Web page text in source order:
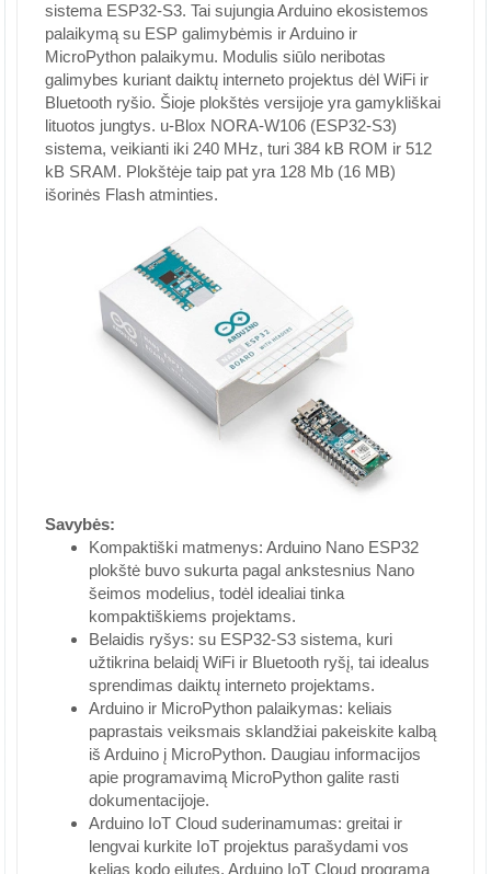
sistema ESP32-S3. Tai sujungia Arduino ekosistemos
palaikymą su ESP galimybėmis ir Arduino ir
MicroPython palaikymu. Modulis siūlo neribotas
galimybes kuriant daiktų interneto projektus dėl WiFi ir
Bluetooth ryšio. Šioje plokštės versijoje yra gamykliškai
lituotos jungtys. u-Blox NORA-W106 (ESP32-S3)
sistema, veikianti iki 240 MHz, turi 384 kB ROM ir 512
kB SRAM. Plokštėje taip pat yra 128 Mb (16 MB)
išorinės Flash atminties.
Savybės:
Kompaktiški matmenys: Arduino Nano ESP32
plokštė buvo sukurta pagal ankstesnius Nano
šeimos modelius, todėl idealiai tinka
kompaktiškiems projektams.
Belaidis ryšys: su ESP32-S3 sistema, kuri
užtikrina belaidį WiFi ir Bluetooth ryšį, tai idealus
sprendimas daiktų interneto projektams.
Arduino ir MicroPython palaikymas: keliais
paprastais veiksmais sklandžiai pakeiskite kalbą
iš Arduino į MicroPython. Daugiau informacijos
apie programavimą MicroPython galite rasti
dokumentacijoje.
Arduino IoT Cloud suderinamumas: greitai ir
lengvai kurkite IoT projektus parašydami vos
kelias kodo eilutes. Arduino IoT Cloud programa